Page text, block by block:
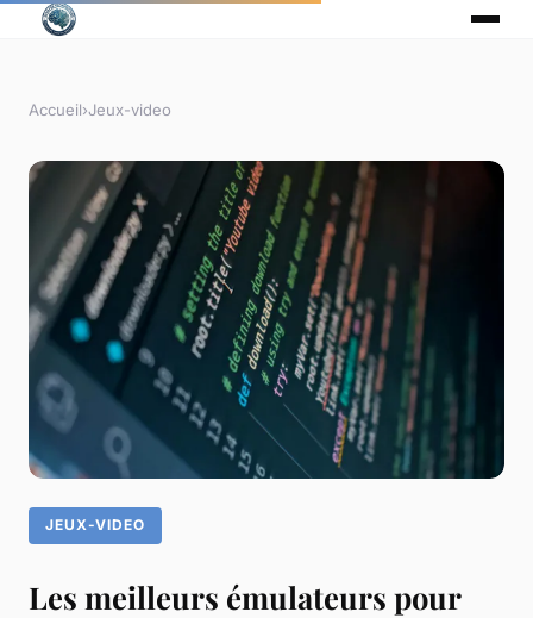
Accueil›Jeux-video
JEUX-VIDEO
Les meilleurs émulateurs pour